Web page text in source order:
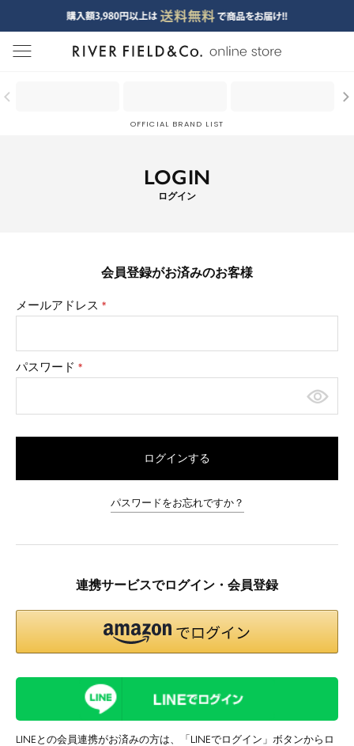
menu
OFFICIAL BRAND LIST
LOGIN
ログイン
会員登録がお済みのお客様
メールアドレス
(必
パスワード
(必
ログインする
パスワードをお忘れですか？
連携サービスでログイン・会員登録
LINEとの会員連携がお済みの方は、「LINEでログイン」ボタンからロ